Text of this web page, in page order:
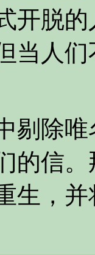
开脱
当人
剔除
的信
生，